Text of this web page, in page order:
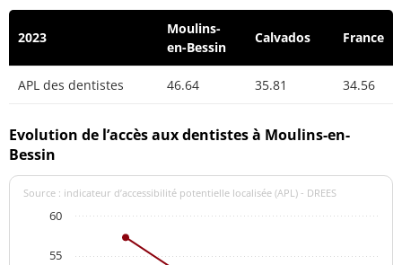
2023
Moulins-
en-Bessin
Calvados France
APL des dentistes 46.64 35.81 34.56
Evolution de l’accès aux dentistes à Moulins-en-
Bessin
Source : indicateur d’accessibilité potentielle localisée (APL) - DREES
55
60